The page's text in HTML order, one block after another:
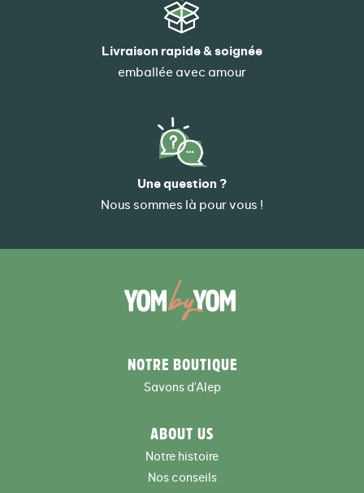
Livraison rapide & soignée
emballée avec amour
Une question ?
Nous sommes là pour vous !
NOTRE BOUTIQUE
Savons d'Alep
ABOUT US
Notre histoire
Nos conseils